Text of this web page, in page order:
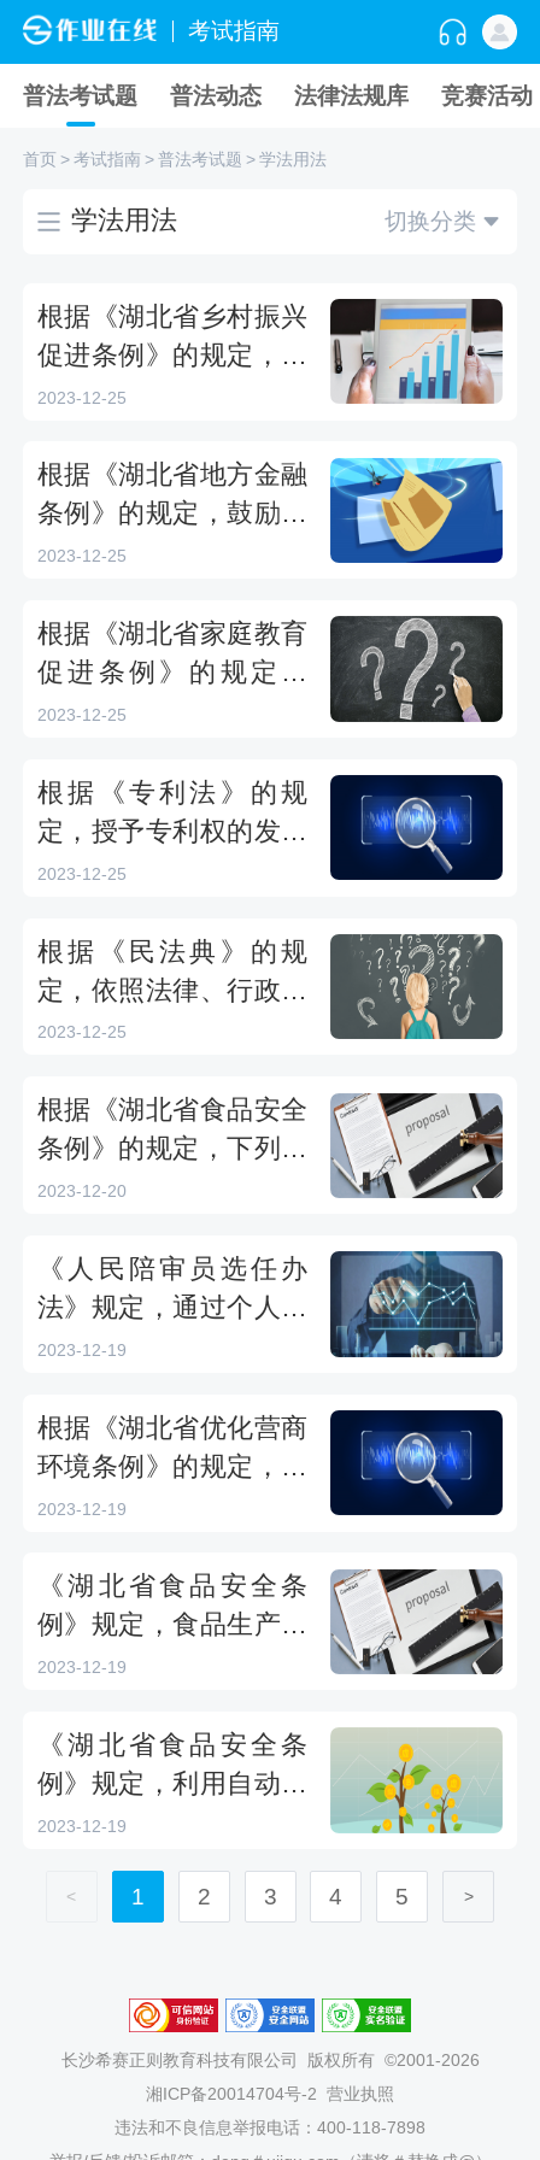
考试指南
普法考试题 普法动态 法律法规库 竞赛活动
首页>考试指南>普法考试题 >学法用法
学法用法 切换分类
根据《湖北省乡村振兴
促进条例》的规定，支
持新型农业经营主体通
小农户共同发展，保障
小农户共享全产业链增
值收益。——湖北省20
2023-12-25
根据《湖北省地方金融
条例》的规定，鼓励和
支持地方金融组织依法
（）。——湖北省2023
年度学法用法
2023-12-25
根据《湖北省家庭教育
促进条例》的规定，
（）为本省家庭教育宣
关宣传活动。——湖北
省2023年度学法用法
2023-12-25
根据《专利法》的规
定，授予专利权的发明
和实用新型，应当具备
年度学法用法
2023-12-25
根据《民法典》的规
定，依照法律、行政法
规的规定或者按照当事
效使用年限届满后应予
回收的，（）。——湖
北省2023年度学法用法
2023-12-25
根据《湖北省食品安全
条例》的规定，下列关
于保健食品经营的说法
023湖北省普法考试题
2023-12-20
《人民陪审员选任办
法》规定，通过个人申
请和组织推荐产生的人
在基层人民法院人民陪
审员名额数的（）。
——2023年度学法用法
2023-12-19
根据《湖北省优化营商
环境条例》的规定，外
商投资实行（）制度。
题
2023-12-19
《湖北省食品安全条
例》规定，食品生产经
营者应当严格执行（）
安全追溯体系，保证食
品可追溯。-2023湖北
省普法考试题
2023-12-19
《湖北省食品安全条
例》规定，利用自动售
货设备从事食品销售
备的显著位置公示（）
2023-12-19
< 1 2 3 4 5 >
长沙希赛正则教育科技有限公司
版权所有 ©2001-2026
湘ICP备20014704号-2 营业执照
违法和不良信息举报电话：400-118-7898